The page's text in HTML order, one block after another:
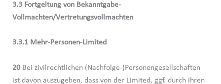
3.3 Fortgeltung von Bekanntgabe-
Vollmachten/Vertretungsvollmachten
3.3.1 Mehr-Personen-Limited
20Bei zivilrechtlichen (Nachfolge-)Personengesellschaften
ist davon auszugehen, dass von der Limited, ggf. durch ihren